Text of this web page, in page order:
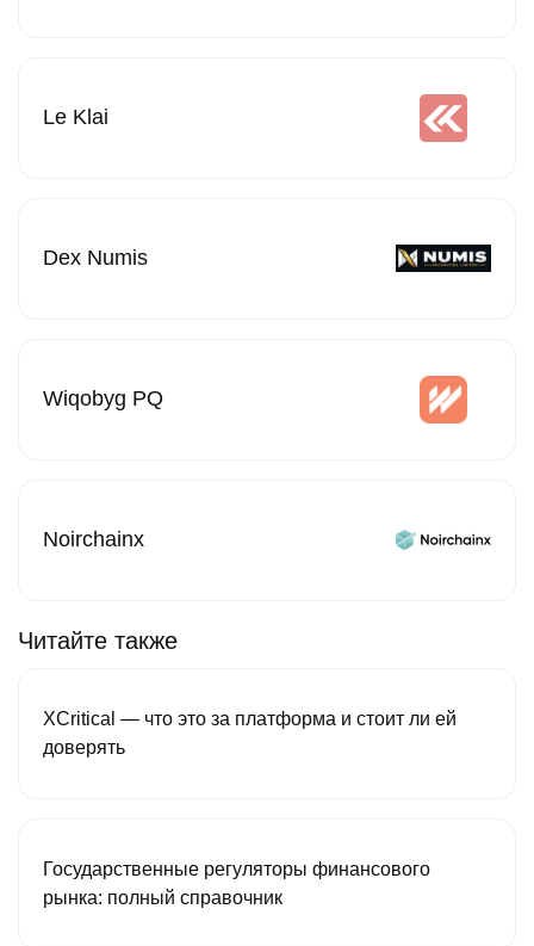
Le Klai
Dex Numis
Wiqobyg PQ
Noirchainx
Читайте также
XCritical — что это за платформа и стоит ли ей
доверять
Государственные регуляторы финансового
рынка: полный справочник